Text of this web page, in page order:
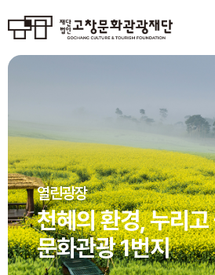
열린광장
천혜의 환경, 누리고
문화관광 1번지